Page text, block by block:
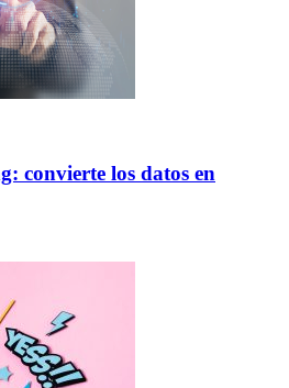
convierte los datos en